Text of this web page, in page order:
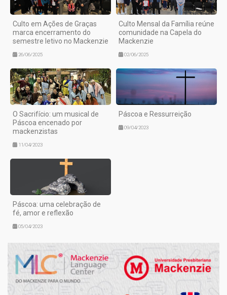
Culto em Ações de Graças
marca encerramento do
semestre letivo no Mackenzie
26/06/2025
Culto Mensal da Família reúne
comunidade na Capela do
Mackenzie
02/06/2025
O Sacrifício: um musical de
Páscoa encenado por
mackenzistas
11/04/2023
Páscoa e Ressurreição
09/04/2023
Páscoa: uma celebração de
fé, amor e reflexão
05/04/2023